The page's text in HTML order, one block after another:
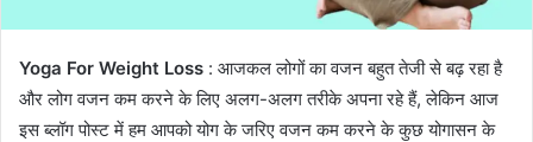
Yoga For Weight Loss : आजकल लोगों का वजन बहुत तेजी से बढ़ रहा है
और लोग वजन कम करने के लिए अलग-अलग तरीके अपना रहे हैं, लेकिन आज
इस ब्लॉग पोस्ट में हम आपको योग के जरिए वजन कम करने के कुछ योगासन के